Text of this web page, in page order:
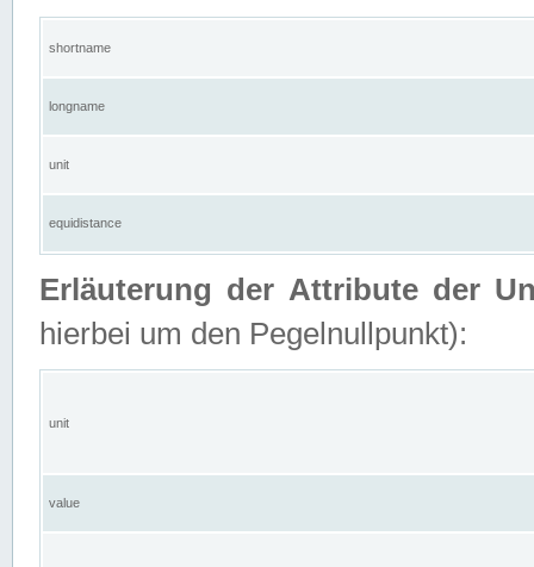
shortname
longname
unit
equidistance
Erläuterung der Attribute der
hierbei um den Pegelnullpunkt):
unit
value